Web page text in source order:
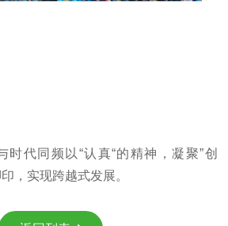
时代同频以“认真“的精神，凝聚”创
，实现跨越式发展。